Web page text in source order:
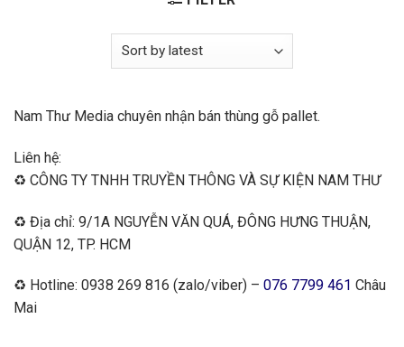
Nam Thư Media chuyên nhận bán thùng gỗ pallet.
Liên hệ:
♻️ CÔNG TY TNHH TRUYỀN THÔNG VÀ SỰ KIỆN NAM THƯ
♻️ Địa chỉ: 9/1A NGUYỄN VĂN QUÁ, ĐÔNG HƯNG THUẬN,
QUẬN 12, TP. HCM
♻️ Hotline: 0938 269 816 (zalo/viber) – 076 7799 461 Châu
Mai